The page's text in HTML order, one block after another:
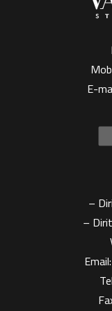
E-
–
–
Email: